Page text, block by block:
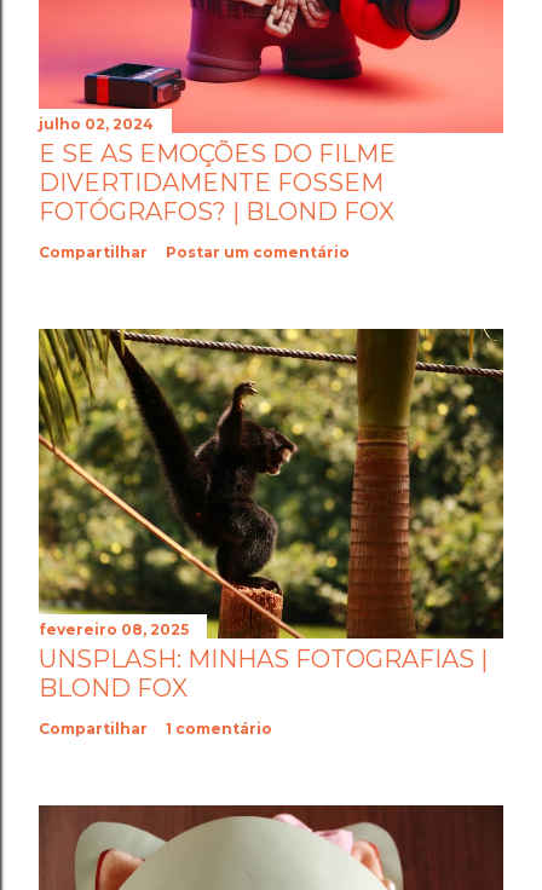
julho 02, 2024
E SE AS EMOÇÕES DO FILME
DIVERTIDAMENTE FOSSEM
FOTÓGRAFOS? | BLOND FOX
Compartilhar Postar um comentário
fevereiro 08, 2025
UNSPLASH: MINHAS FOTOGRAFIAS |
BLOND FOX
Compartilhar 1 comentário